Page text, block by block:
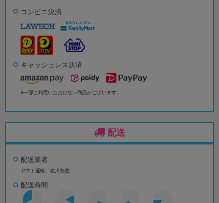
コンビニ決済
キャッシュレス決済
※一部ご利用いただけない商品がございます。
配送
配送業者
ヤマト運輸、佐川急便
配送時間